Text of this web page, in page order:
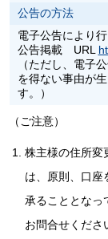
公告の方法
電子公告により行
公告掲載 URL
（ただし、電子
を得ない事由が
す。）
（ご注意）
株主様の住所変
は、原則、口座
承ることとなっ
お問合せくださ